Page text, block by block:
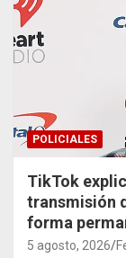
POLICIALES
TikTok
transmisión
forma
5 agosto, 2026